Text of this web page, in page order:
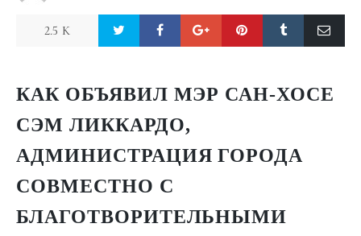
2.5 K
КАК ОБЪЯВИЛ МЭР САН-ХОСЕ
СЭМ ЛИККАРДО,
АДМИНИСТРАЦИЯ ГОРОДА
СОВМЕСТНО С
БЛАГОТВОРИТЕЛЬНЫМИ